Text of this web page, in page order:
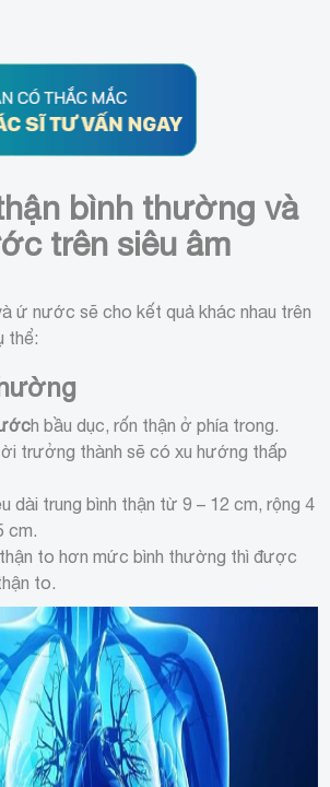
bình thường và
trên siêu âm
ứ nước sẽ cho kết quả khác nhau trên
thể:
h bầu dục, rốn thận ở phía trong.
trưởng thành sẽ có xu hướng thấp
dài trung bình thận từ 9 – 12 cm, rộng 4
cm.
to hơn mức bình thường thì được
to.